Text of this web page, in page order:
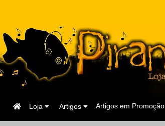
Artigos em Promoção
Artigos
Loja
Página